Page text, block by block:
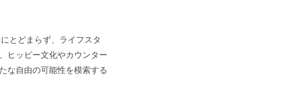
とどまらず、ライフスタ
ヒッピー文化やカウンター
な自由の可能性を模索する